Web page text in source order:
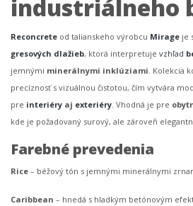
industriálneho
Reconcrete od talianskeho výrobcu Mirage je
gresových dlažieb, ktorá interpretuje vzhľad
jemnými minerálnymi inklúziami. Kolekcia
precíznosť s vizuálnou čistotou, čím vytvára
pre interiéry aj exteriéry. Vhodná je pre
kde je požadovaný surový, ale zároveň
Farebné prevedenia
Rice – béžový tón s jemnými minerálnymi
Caribbean – hnedá s hladkým betónovým